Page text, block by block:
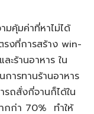
มคุ้มค่าที่หาไม่ได้
งที่การสร้าง win-
ร้านอาหาร ใน
ารทานร้านอาหาร
รถสั่งกี่จานก็ได้ใน
กก่า 70% ทำให้